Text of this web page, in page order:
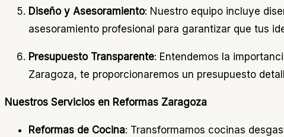
Diseño y Asesoramiento: Nuestro equipo incluye
asesoramiento profesional para garantizar que tus
Presupuesto Transparente: Entendemos la
Zaragoza, te proporcionaremos un presupuesto
Nuestros Servicios en Reformas Zaragoza
Reformas de Cocina: Transformamos cocinas